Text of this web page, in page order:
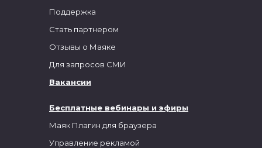
Бесплатные вебинары и эфиры
Маяк Плагин для браузера
Управление рекламой
Поддержка
Стать партнером
Отзывы о Маяке
Для запросов СМИ
Вакансии